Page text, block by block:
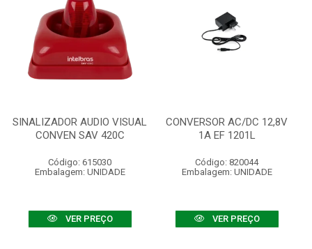
SINALIZADOR AUDIO VISUAL
CONVEN SAV 420C
Código: 615030
Embalagem: UNIDADE
VER PREÇO
CONVERSOR AC/DC 12,8V
1A EF 1201L
Código: 820044
Embalagem: UNIDADE
VER PREÇO